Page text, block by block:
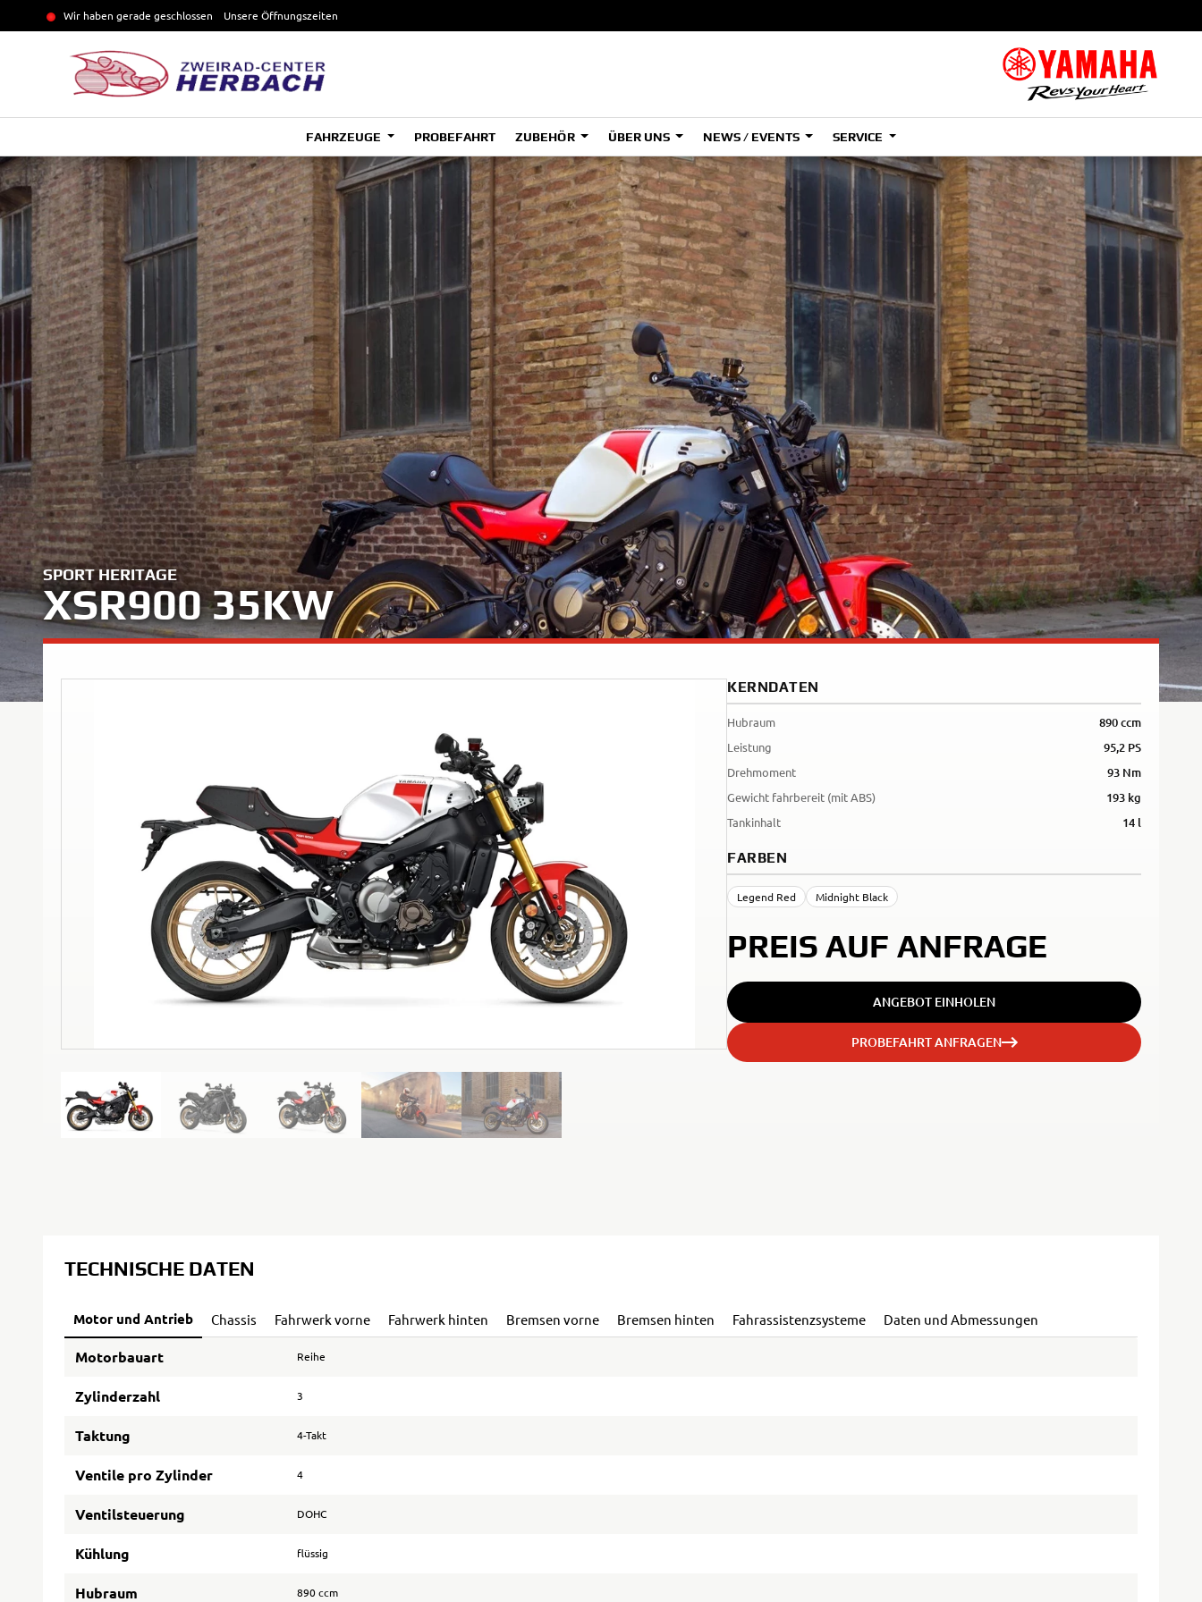
Wir haben gerade geschlossen Unsere Öffnungszeiten
FAHRZEUGE
ADVENTURE
HYPER NAKED
SPORT HERITAGE
SPORT TOURING
SUPERSPORT
A
Tenere
700
A
Tenere
700
(Low)
Tenere
700
35kW
A2
Tenere
700
35kW
A
Tenere
700
Rally
35kW
A
Tenere
700
World
Raid
A1
WR125R
PROBEFAHRT ZUBEHÖR ÜBER UNS NEWS / EVENTS SERVICE
SPORT HERITAGE
XSR900 35KW
KERNDATEN
Hubraum 890 ccm
Leistung 95,2 PS
Drehmoment 93 Nm
Gewicht fahrbereit (mit ABS) 193 kg
Tankinhalt 14 l
FARBEN
Legend Red Midnight Black
PREIS AUF ANFRAGE
ANGEBOT EINHOLEN
PROBEFAHRT ANFRAGEN
TECHNISCHE DATEN
Motor und Antrieb Chassis Fahrwerk vorne Fahrwerk hinten Bremsen vorne Bremsen hinten Fahrassistenzsysteme Daten und Abmessungen
Motorbauart Reihe
Zylinderzahl 3
Taktung 4-Takt
Ventile pro Zylinder 4
Ventilsteuerung DOHC
Kühlung flüssig
Hubraum 890 ccm